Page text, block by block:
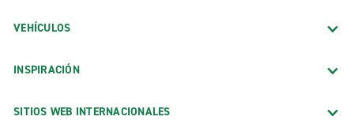
VEHÍCULOS
INSPIRACIÓN
SITIOS WEB INTERNACIONALES